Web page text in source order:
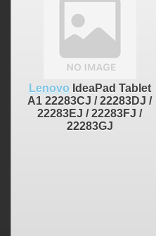
Lenovo IdeaPad Tablet
A1 22283CJ / 22283DJ /
22283EJ / 22283FJ /
22283GJ